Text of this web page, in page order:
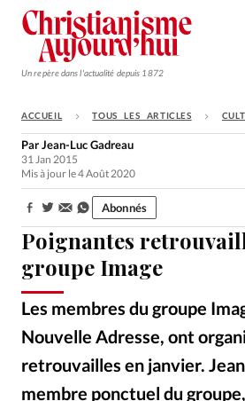
Un repère dans l'actualité depuis 1872
S'ABONNER
Monde
Opinions
Tous les articles
Faire un don
Se connecter
ACCUEIL TOUS LES ARTICLES
Poignantes
groupe Image
Les membres du groupe
Nouvelle Adresse, ont
retrouvailles en janvier.
membre ponctuel du
ParJean-Luc Gadreau
31 Jan 2015
Mis à jour le 4 Août 2020
Partager: Abonnés